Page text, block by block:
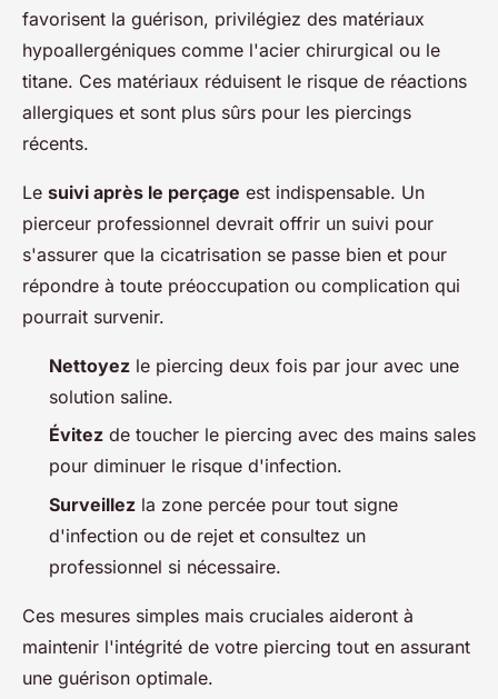
favorisent la guérison, privilégiez des matériaux
hypoallergéniques comme l'acier chirurgical ou le
titane. Ces matériaux réduisent le risque de réactions
allergiques et sont plus sûrs pour les piercings
récents.
Le suivi après le perçage est indispensable. Un
pierceur professionnel devrait offrir un suivi pour
s'assurer que la cicatrisation se passe bien et pour
répondre à toute préoccupation ou complication qui
pourrait survenir.
Nettoyez le piercing deux fois par jour avec une
solution saline.
Évitez de toucher le piercing avec des mains sales
pour diminuer le risque d'infection.
Surveillez la zone percée pour tout signe
d'infection ou de rejet et consultez un
professionnel si nécessaire.
Ces mesures simples mais cruciales aideront à
maintenir l'intégrité de votre piercing tout en assurant
une guérison optimale.